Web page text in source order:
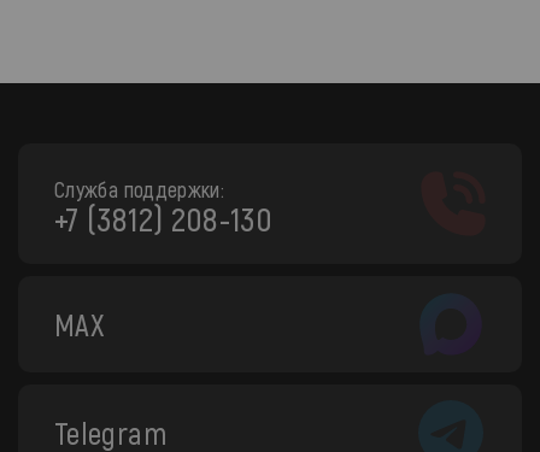
Служба поддержки:
+7 (3812) 208-130
MAX
Telegram